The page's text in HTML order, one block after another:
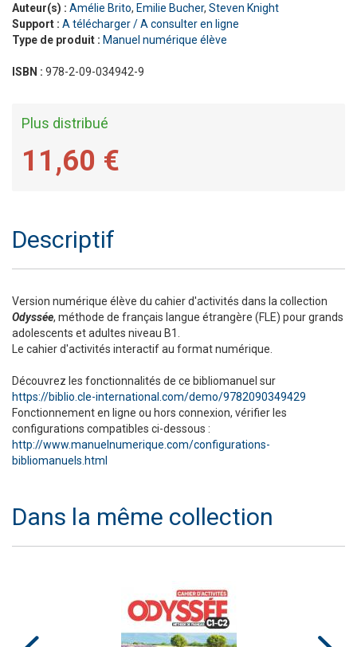
Auteur(s) : Amélie Brito, Emilie Bucher, Steven Knight
Support : A télécharger / A consulter en ligne
Type de produit : Manuel numérique élève
ISBN : 978-2-09-034942-9
Plus distribué
11,60 €
Descriptif
Version numérique élève du cahier d'activités dans la collection
Odyssée, méthode de français langue étrangère (FLE) pour grands
adolescents et adultes niveau B1.
Le cahier d'activités interactif au format numérique.
Découvrez les fonctionnalités de ce bibliomanuel sur
https://biblio.cle-international.com/demo/9782090349429
Fonctionnement en ligne ou hors connexion, vérifier les
configurations compatibles ci-dessous :
http://www.manuelnumerique.com/configurations-
bibliomanuels.html
Dans la même collection